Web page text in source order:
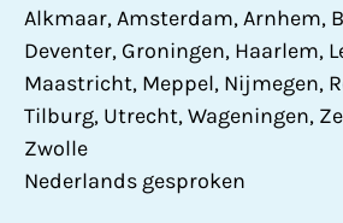
Alkmaar, Amsterdam, Arnhem,
Deventer, Groningen, Haarlem,
Maastricht, Meppel, Nijmegen,
Tilburg, Utrecht, Wageningen,
Zwolle
Nederlands gesproken